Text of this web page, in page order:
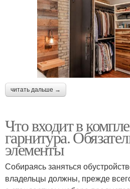
читать дальше →
Что входит в
гарнитура.
элементы
Собираясь заняться
владельцы должны, прежде